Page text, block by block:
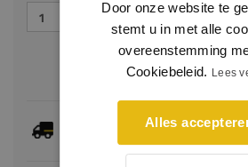
Je hebt gekozen voor
Door onze website te
stemt u in met alle
overeenstemming
Cookiebeleid. Lees
Alles